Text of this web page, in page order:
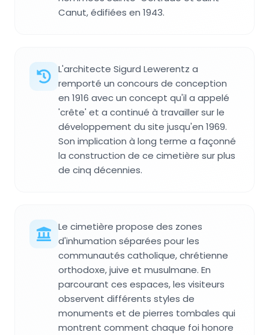
Canut, édifiées en 1943.
L'architecte Sigurd Lewerentz a
remporté un concours de conception
en 1916 avec un concept qu'il a appelé
'crête' et a continué à travailler sur le
développement du site jusqu'en 1969.
Son implication à long terme a façonné
la construction de ce cimetière sur plus
de cinq décennies.
Le cimetière propose des zones
d'inhumation séparées pour les
communautés catholique, chrétienne
orthodoxe, juive et musulmane. En
parcourant ces espaces, les visiteurs
observent différents styles de
monuments et de pierres tombales qui
montrent comment chaque foi honore